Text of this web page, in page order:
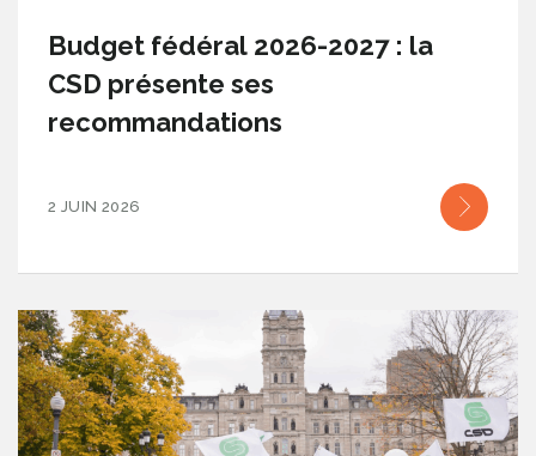
Budget fédéral 2026-2027 : la
CSD présente ses
recommandations
2 JUIN 2026